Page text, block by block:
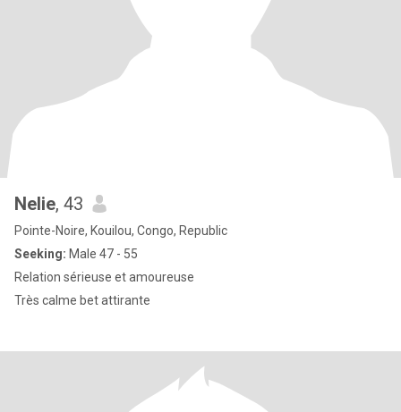
Nelie, 43
Pointe-Noire, Kouilou, Congo, Republic
Seeking: Male 47 - 55
Relation sérieuse et amoureuse
Très calme bet attirante